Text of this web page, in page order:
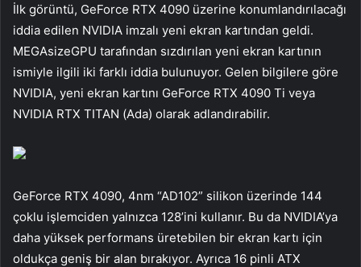
İlk görüntü, GeForce RTX 4090 üzerine konumlandırılacağı
iddia edilen NVIDIA imzalı yeni ekran kartından geldi.
MEGAsizeGPU tarafından sızdırılan yeni ekran kartının
ismiyle ilgili iki farklı iddia bulunuyor. Gelen bilgilere göre
NVIDIA, yeni ekran kartını GeForce RTX 4090 Ti veya
NVIDIA RTX TITAN (Ada) olarak adlandırabilir.
GeForce RTX 4090, 4nm “AD102” silikon üzerinde 144
çoklu işlemciden yalnızca 128’ini kullanır. Bu da NVIDIA’ya
daha yüksek performans üretebilen bir ekran kartı için
oldukça geniş bir alan bırakıyor. Ayrıca 16 pinli ATX